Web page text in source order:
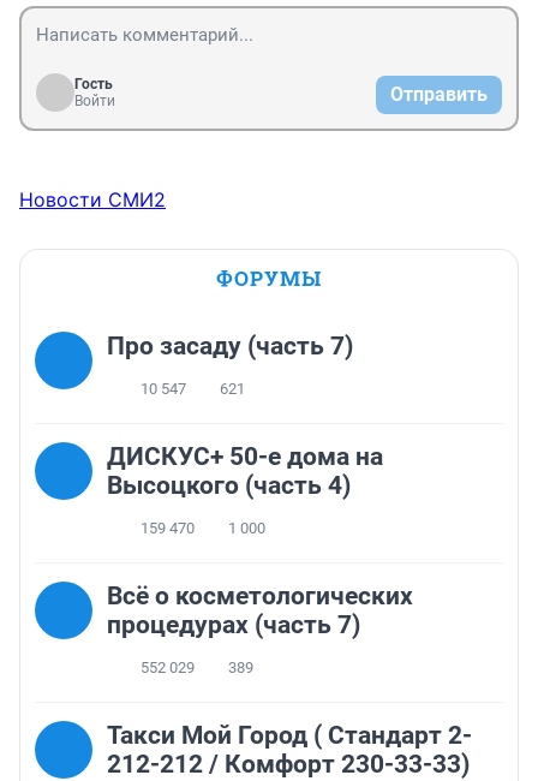
Гость
Войти
Отправить
Новости СМИ2
ФОРУМЫ
Про засаду (часть 7)
10 547 621
ДИСКУС+ 50-е дома на
Высоцкого (часть 4)
159 470 1 000
Всё о косметологических
процедурах (часть 7)
552 029 389
Такси Мой Город ( Стандарт 2-
212-212 / Комфорт 230-33-33)